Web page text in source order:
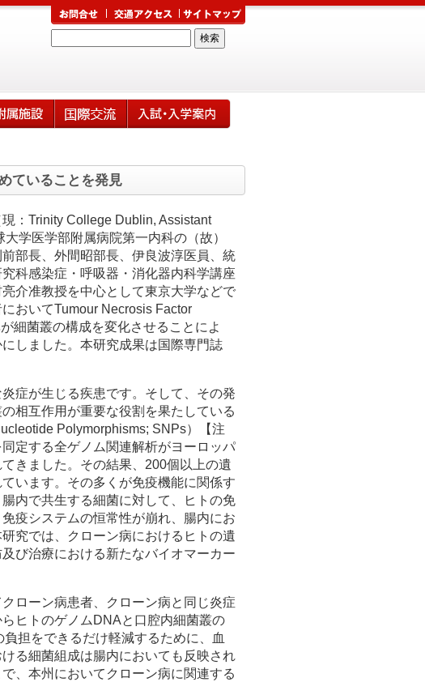
ていることを発見
：Trinity College Dublin, Assistant
学医学部附属病院第一内科の（故）
部長、外間昭部長、伊良波淳医員、統
科感染症・呼吸器・消化器内科学講座
介准教授を中心として東京大学などで
おいてTumour Necrosis Factor
細菌叢の構成を変化させることによ
しました。本研究成果は国際専門誌
症が生じる疾患です。そして、その発
相互作用が重要な役割を果たしている
Polymorphisms; SNPs）【注
定する全ゲノム関連解析がヨーロッパ
きました。その結果、200個以上の遺
います。その多くが免疫機能に関係す
内で共生する細菌に対して、ヒトの免
疫システムの恒常性が崩れ、腸内にお
究では、クローン病におけるヒトの遺
び治療における新たなバイオマーカー
ローン病患者、クローン病と同じ炎症
ヒトのゲノムDNAと口腔内細菌叢の
担をできるだけ軽減するために、血
る細菌組成は腸内においても反映され
、本州においてクローン病に関連する